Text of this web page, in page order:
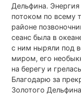
Дельфина.
потоком по всему
районе
сеанс была в
с ним ныряли под
миром, его
на берегу и
Благодарю за
Золотого